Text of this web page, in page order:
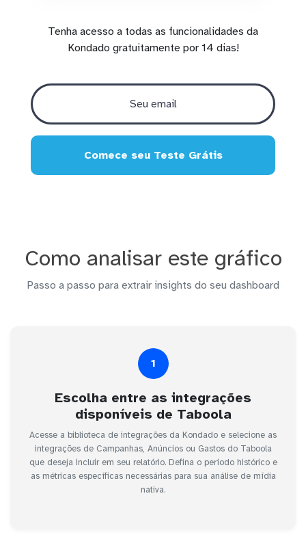
Tenha acesso a todas as funcionalidades da
Kondado gratuitamente por 14 dias!
Comece seu Teste Grátis
Como analisar este gráfico
Passo a passo para extrair insights do seu dashboard
1
Escolha entre as integrações
disponíveis de Taboola
Acesse a biblioteca de integrações da Kondado e selecione as
integrações de Campanhas, Anúncios ou Gastos do Taboola
que deseja incluir em seu relatório. Defina o período histórico e
as métricas específicas necessárias para sua análise de mídia
nativa.